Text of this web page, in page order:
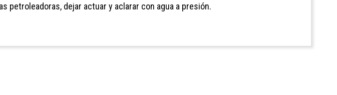
petroleadoras, dejar actuar y aclarar con agua a presión.